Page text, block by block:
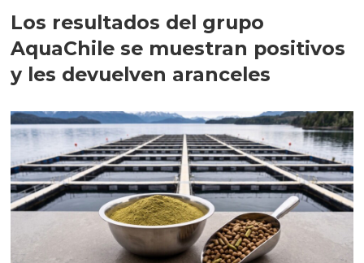
Los resultados del grupo
AquaChile se muestran positivos
y les devuelven aranceles